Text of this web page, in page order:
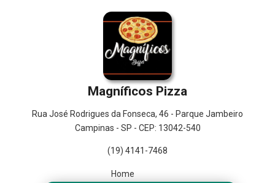
Magníficos Pizza
Rua José Rodrigues da Fonseca, 46 - Parque Jambeiro
Campinas - SP - CEP: 13042-540
(19) 4141-7468
Home